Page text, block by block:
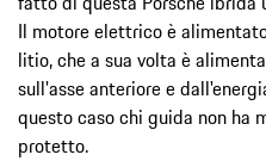
Il motore elettrico è
litio, che a sua volta è
sull'asse anteriore e
questo caso chi guida non ha
protetto.